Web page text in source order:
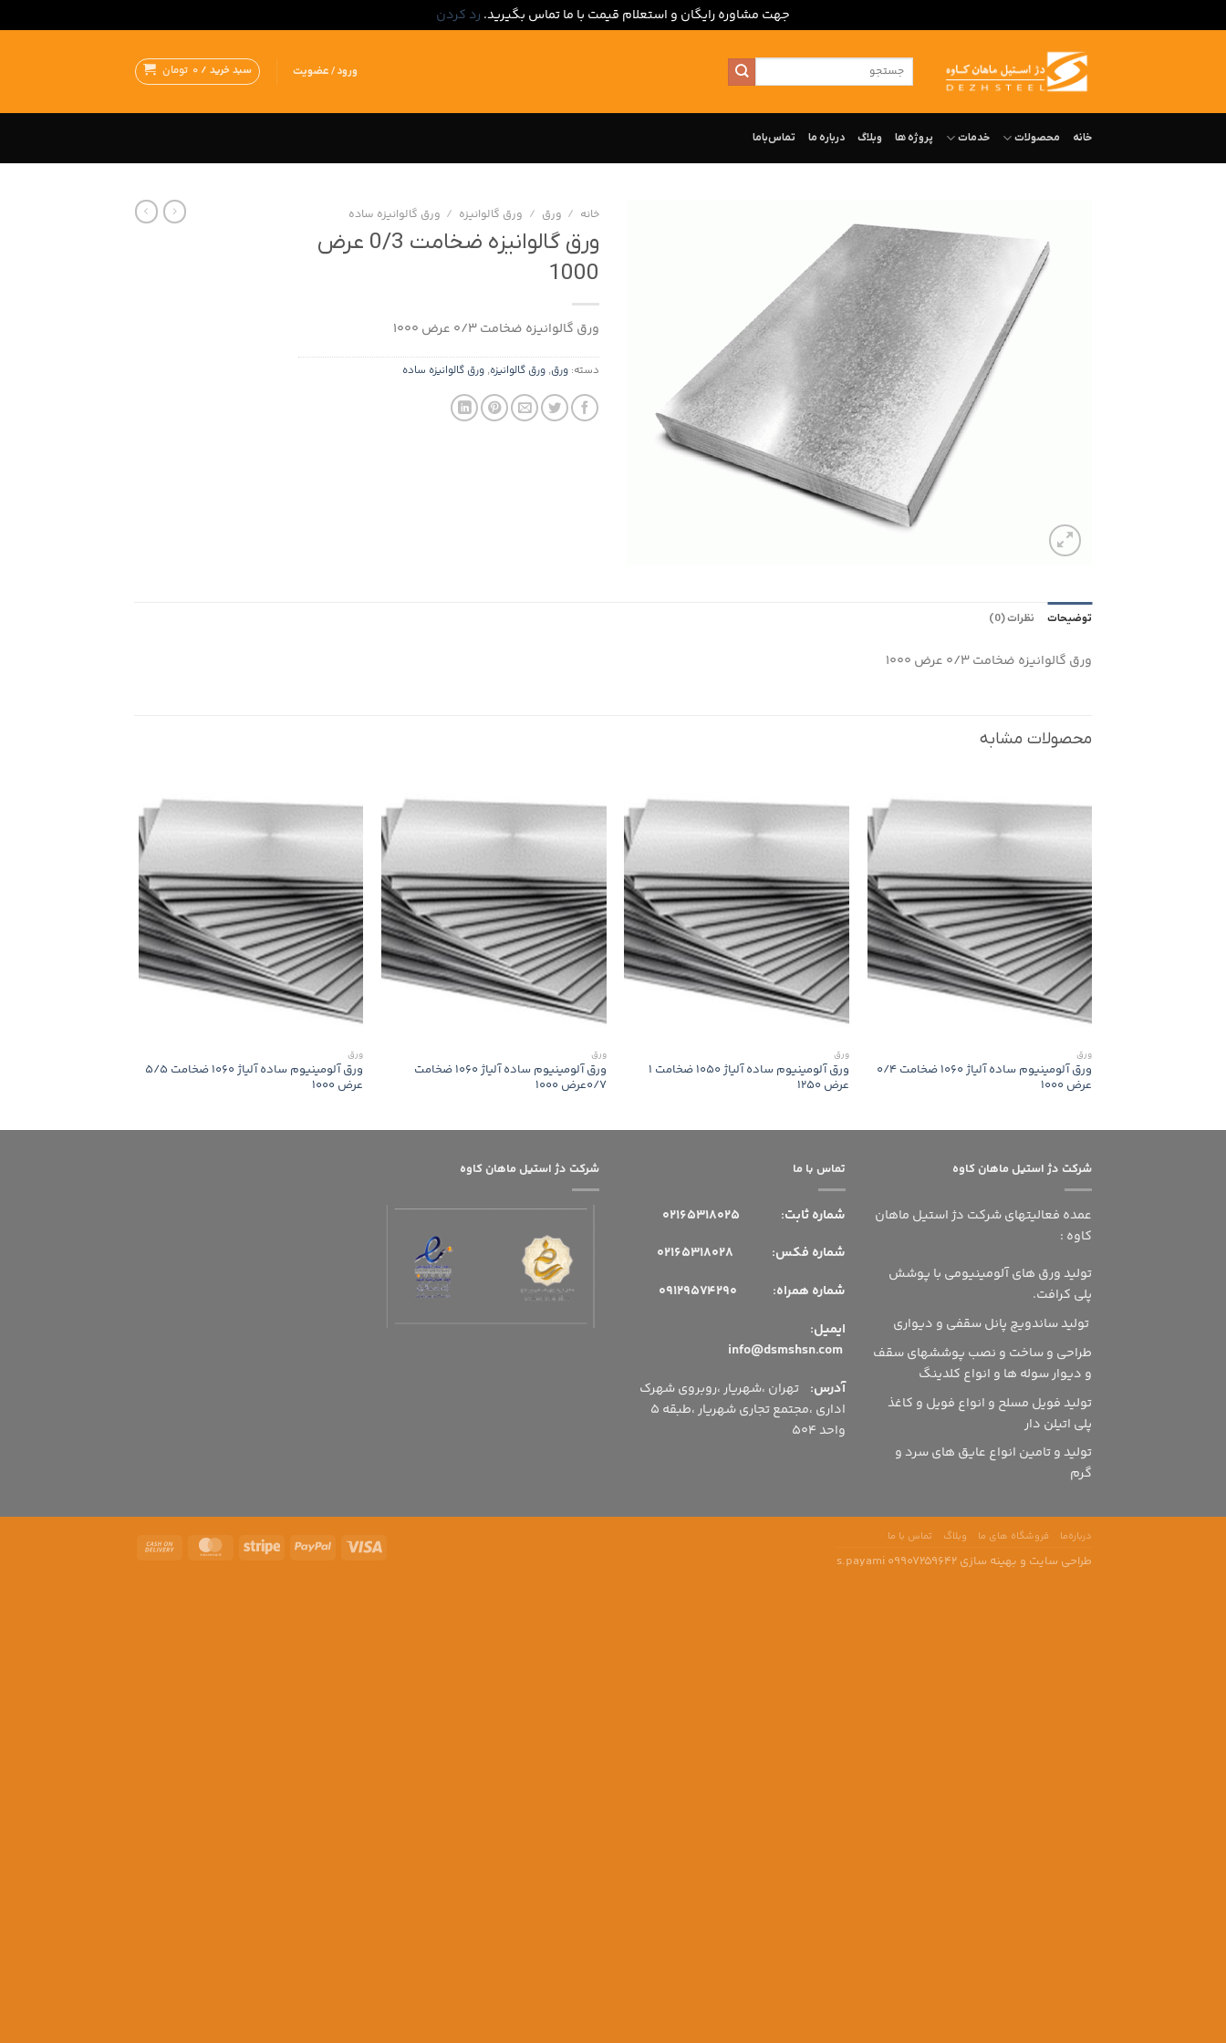
جهت مشاوره رایگان و استعلام قیمت با ما تماس بگیرید. رد کردن
جستجو
برای:
ورود / عضویت سبد خرید / 0 تومان
خانه محصولات خدمات پروژه ها وبلاگ درباره‌ ما تماس‌با‌ما
خانه / ورق / ورق گالوانیزه / ورق گالوانیزه ساده
ورق گالوانیزه ضخامت 0/3 عرض
1000
ورق گالوانیزه ضخامت 0/3 عرض 1000
دسته: ورق, ورق گالوانیزه, ورق گالوانیزه ساده
توضیحات نظرات (0)
ورق گالوانیزه ضخامت 0/3 عرض 1000
محصولات مشابه
ورق
ورق آلومینیوم ساده آلیاژ 1060 ضخامت 0/4
عرض 1000
ورق
ورق آلومینیوم ساده آلیاژ 1050 ضخامت 1
عرض 1250
ورق
ورق آلومینیوم ساده آلیاژ 1060 ضخامت
0/7عرض 1000
ورق
ورق آلومینیوم ساده آلیاژ 1060 ضخامت 5/5
عرض 1000
شرکت دژ استیل ماهان کاوه
عمده فعالیتهای شرکت دژ استیل ماهان
کاوه :
تولید ورق های آلومینیومی با پوشش
پلی کرافت.
تولید ساندویچ پانل سقفی و دیواری
طراحی و ساخت و نصب پوششهای سقف
و دیوار سوله ها و انواع کلدینگ
تولید فویل مسلح و انواع فویل و کاغذ
پلی اتیلن دار
تولید و تامین انواع عایق های سرد و
گرم
تماس با ما
شماره ثابت:
شماره فکس: 02165318028
شماره همراه: 09129574290
ایمیل:
آدرس: تهران ،شهریار ،روبروی شهرک
اداری ،مجتمع تجاری شهریار ،طبقه 5
واحد 504
شرکت دژ استیل ماهان کاوه
درباره‌ما فروشگاه‌ های ما وبلاگ تماس با ما
طراحی سایت و بهینه سازی s.payami 09907259642